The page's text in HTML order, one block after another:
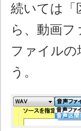
続いては「
ら、動画フ
ファイルの
う。